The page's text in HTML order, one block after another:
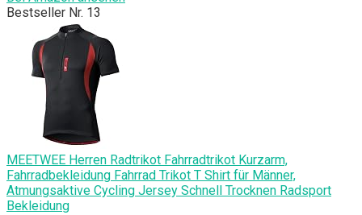
Bestseller Nr. 13
MEETWEE Herren Radtrikot Fahrradtrikot Kurzarm,
Fahrradbekleidung Fahrrad Trikot T Shirt für Männer,
Atmungsaktive Cycling Jersey Schnell Trocknen Radsport
Bekleidung